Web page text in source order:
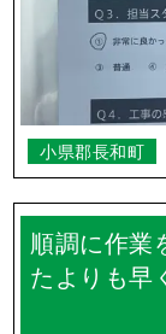
小県郡長和町
順調に作業
たよりも早